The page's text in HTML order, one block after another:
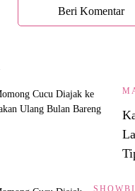
Beri Komentar